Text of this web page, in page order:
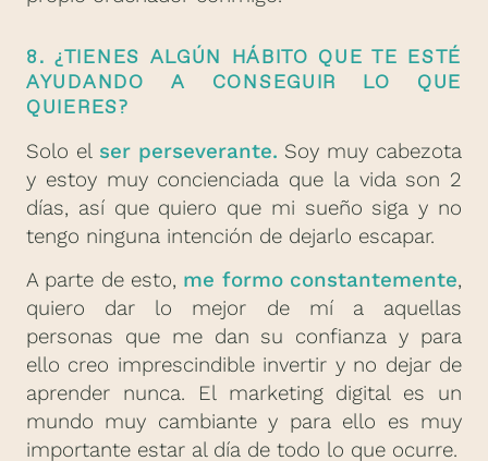
8. ¿TIENES ALGÚN HÁBITO QUE TE ESTÉ
AYUDANDO A CONSEGUIR LO QUE
QUIERES?
Solo el ser perseverante. Soy muy cabezota
y estoy muy concienciada que la vida son 2
días, así que quiero que mi sueño siga y no
tengo ninguna intención de dejarlo escapar.
A parte de esto, me formo constantemente,
quiero dar lo mejor de mí a aquellas
personas que me dan su confianza y para
ello creo imprescindible invertir y no dejar de
aprender nunca. El marketing digital es un
mundo muy cambiante y para ello es muy
importante estar al día de todo lo que ocurre.